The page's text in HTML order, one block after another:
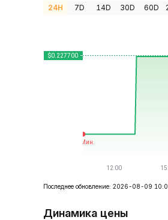
24H 7D 14D 30D 60D
Последнее обновление: 2026-08-09
Динамика цены